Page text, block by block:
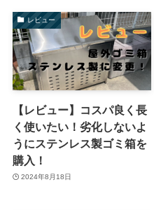
レビュー
【レビュー】コスパ良く長
く使いたい！劣化しないよ
うにステンレス製ゴミ箱を
購入！
2024年8月18日